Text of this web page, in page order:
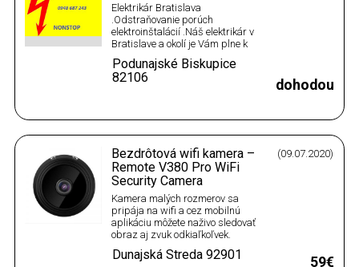
Elektrikár Bratislava
.Odstraňovanie porúch
elektroinštalácií .Náš elektrikár v
Bratislave a okolí je Vám plne k
dispozícií . Vykonávame
elektrikárske,elektroinštalačné
práce .Opravy a montáž
dohodou
Podunajské Biskupice
82106
Bezdrôtová wifi kamera –
Remote V380 Pro WiFi
Security Camera
(09.07.2020)
Kamera malých rozmerov sa
pripája na wifi a cez mobilnú
aplikáciu môžete naživo sledovať
obraz aj zvuk odkiaľkoľvek.
Kamera poslúži na sledovanie
miestnosti a domu aj keď nie ste
59€
Dunajská Streda 92901